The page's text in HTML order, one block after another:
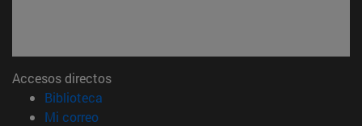
Accesos directos
Biblioteca
Mi correo(abre en nueva ventana)